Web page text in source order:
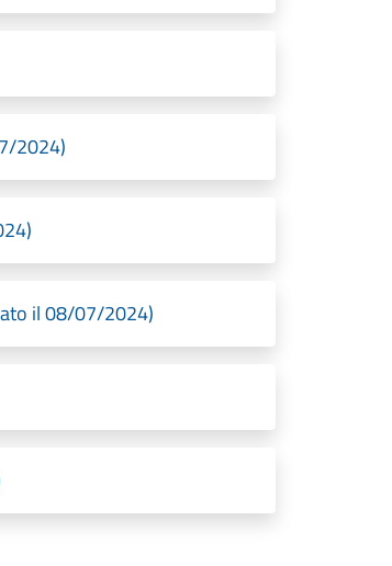
2024)
il 08/07/2024)